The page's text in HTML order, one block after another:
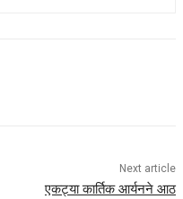
Next article
एकट्या कार्तिक आर्यनने आठ